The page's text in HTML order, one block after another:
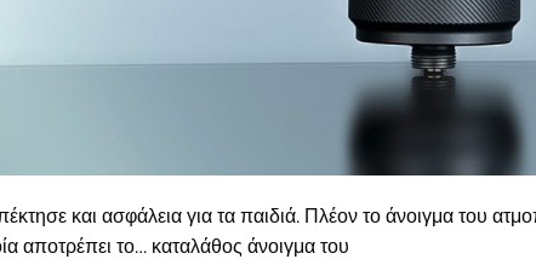
και ασφάλεια για τα παιδιά. Πλέον το άνοιγμα του
αποτρέπει το… καταλάθος άνοιγμα του